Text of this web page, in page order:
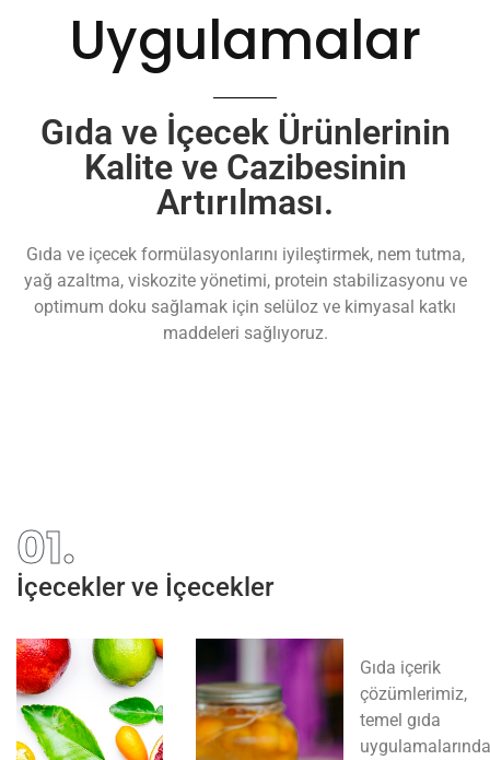
Uygulamalar
Gıda ve İçecek Ürünlerinin
Kalite ve Cazibesinin
Artırılması.
Gıda ve içecek formülasyonlarını iyileştirmek, nem tutma,
yağ azaltma, viskozite yönetimi, protein stabilizasyonu ve
optimum doku sağlamak için selüloz ve kimyasal katkı
maddeleri sağlıyoruz.
01.
İçecekler ve İçecekler
Gıda içerik
çözümlerimiz,
temel gıda
uygulamalarında